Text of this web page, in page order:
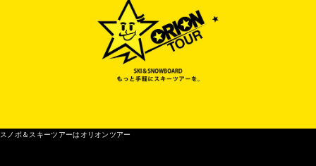
スノボ＆スキーツアーはオリオンツアー